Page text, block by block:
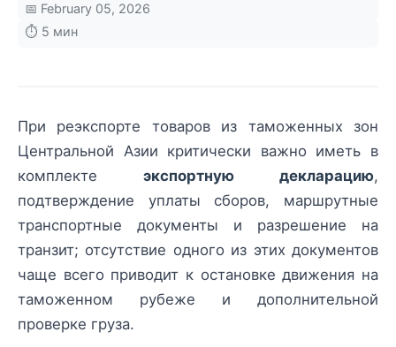
📅 February 05, 2026
⏱️ 5 мин
При реэкспорте товаров из таможенных зон
Центральной Азии критически важно иметь в
комплекте экспортную декларацию,
подтверждение уплаты сборов, маршрутные
транспортные документы и разрешение на
транзит; отсутствие одного из этих документов
чаще всего приводит к остановке движения на
таможенном рубеже и дополнительной
проверке груза.